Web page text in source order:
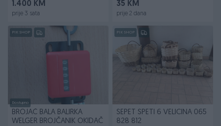
1.400 KM
prije 3 sata
35 KM
prije 2 dana
PIK SHOP
Dostupno
BROJAČ BALA BALIRKA
WELGER BROJČANIK OKIDAČ
PIK SHOP
SEPET SPETI 6 VELICINA 065
828 812